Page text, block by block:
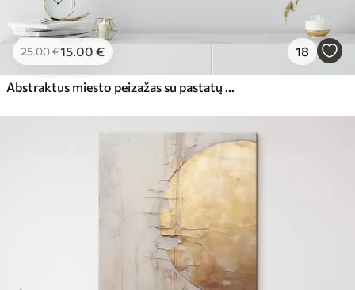
25.00€15.00 € 18
Abstraktus miesto peizažas su pastatų atspindžiais vandenyje, sukurtas neutraliais tonais su šiltų atspalvių akcentais